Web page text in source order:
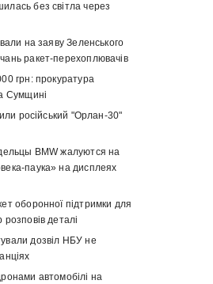
без світла через
на заяву Зеленського
ракет-перехоплювачів
грн: прокуратура
Сумщині
російський "Орлан-30"
BMW жалуются на
паука» на дисплеях
оборонної підтримки для
деталі
дозвіл НБУ не
автомобілі на